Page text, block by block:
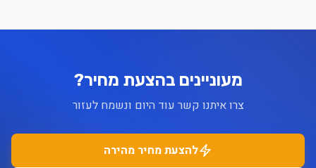
מעוניינים בהצעת מחיר?
צרו איתנו קשר עוד היום ונשמח לעזור
להצעת מחיר מהירה